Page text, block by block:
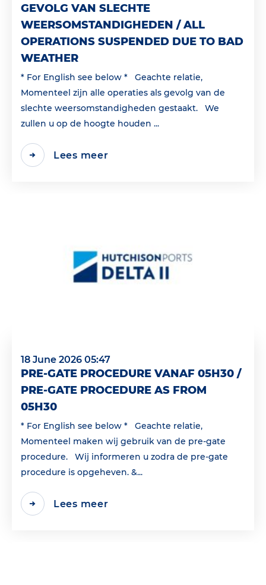
GEVOLG VAN SLECHTE
WEERSOMSTANDIGHEDEN / ALL
OPERATIONS SUSPENDED DUE TO BAD
WEATHER
* For English see below * Geachte relatie,
Momenteel zijn alle operaties als gevolg van de
slechte weersomstandigheden gestaakt. We
zullen u op de hoogte houden ...
Lees meer
18 June 2026 05:47
PRE-GATE PROCEDURE VANAF 05H30 /
PRE-GATE PROCEDURE AS FROM
05H30
* For English see below * Geachte relatie,
Momenteel maken wij gebruik van de pre-gate
procedure. Wij informeren u zodra de pre-gate
procedure is opgeheven. &...
Lees meer